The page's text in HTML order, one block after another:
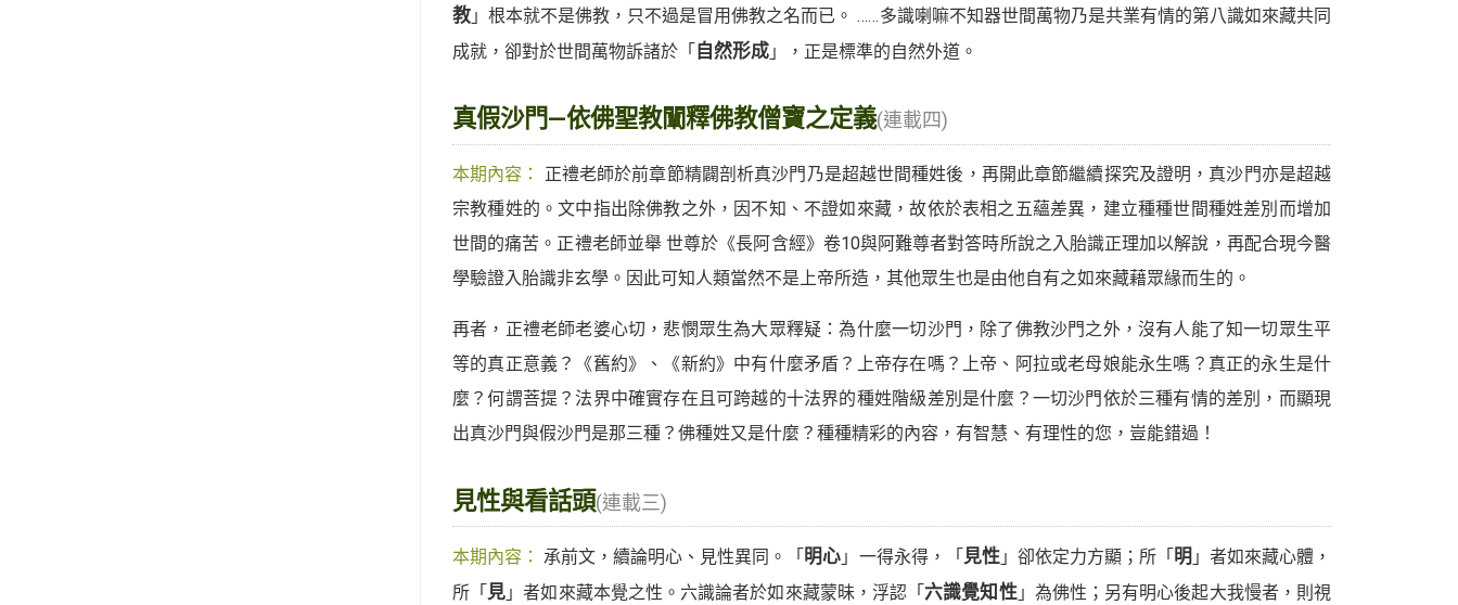
教 」根本就不是佛教，只不過是冒用佛教之名而已。 ……多識喇嘛不知器世間萬物乃是共業有情的第八識如來藏共同
成就，卻對於世間萬物訴諸於「 自然形成 」，正是標準的自然外道。
真假沙門—依佛聖教闡釋佛教僧寶之定義(連載四)
本期內容：
正禮老師於前章節精闢剖析真沙門乃是超越世間種姓後，再開此章節繼續探究及證明，真沙門亦是超越
宗教種姓的。文中指出除佛教之外，因不知、不證如來藏，故依於表相之五蘊差異，建立種種世間種姓差別而增加
世間的痛苦。正禮老師並舉 世尊於《長阿含經》卷10與阿難尊者對答時所說之入胎識正理加以解說，再配合現今醫
學驗證入胎識非玄學。因此可知人類當然不是上帝所造，其他眾生也是由他自有之如來藏藉眾緣而生的。
再者，正禮老師老婆心切，悲憫眾生為大眾釋疑：為什麼一切沙門，除了佛教沙門之外，沒有人能了知一切眾生平
等的真正意義？《舊約》、《新約》中有什麼矛盾？上帝存在嗎？上帝、阿拉或老母娘能永生嗎？真正的永生是什
麼？何謂菩提？法界中確實存在且可跨越的十法界的種姓階級差別是什麼？一切沙門依於三種有情的差別，而顯現
出真沙門與假沙門是那三種？佛種姓又是什麼？種種精彩的內容，有智慧、有理性的您，豈能錯過！
見性與看話頭(連載三)
本期內容： 承前文，續論明心、見性異同。「 明心 」一得永得，「 見性」卻依定力方顯；所「 明 」者如來藏心體，
所「見 」者如來藏本覺之性。六識論者於如來藏蒙昧，浮認「 六識覺知性」為佛性；另有明心後起大我慢者，則視